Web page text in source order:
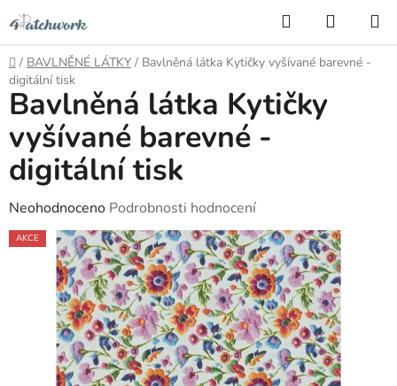
Přejít
na
obsah
Hledat
KOŠÍK
Domů
/ BAVLNĚNÉ LÁTKY / Bavlněná látka Kytičky vyšívané barevné -
digitální tisk
Bavlněná látka Kytičky
vyšívané barevné -
digitální tisk
Průměrné
hodnocení
produktu
hvězdiček.
Neohodnoceno Podrobnosti hodnocení
AKCE